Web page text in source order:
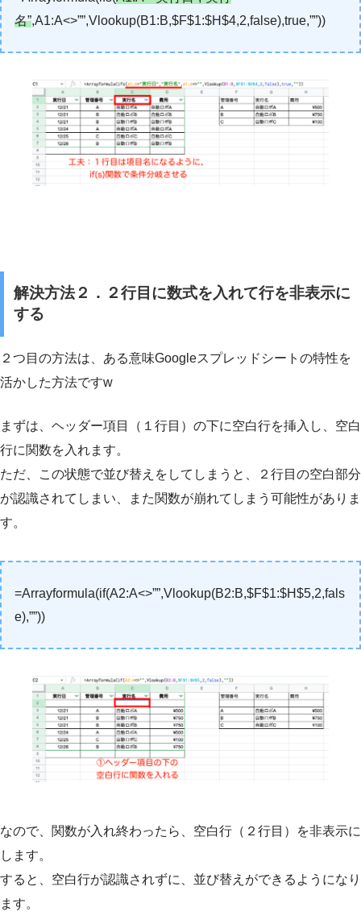
名”,A1:A<>””,Vlookup(B1:B,$F$1:$H$4,2,false),true,””))
解決方法２．２行目に数式を入れて行を非表示に
する
２つ目の方法は、ある意味Googleスプレッドシートの特性を
活かした方法ですw
まずは、ヘッダー項目（１行目）の下に空白行を挿入し、空白
行に関数を入れます。
ただ、この状態で並び替えをしてしまうと、２行目の空白部分
が認識されてしまい、また関数が崩れてしまう可能性がありま
す。
=Arrayformula(if(A2:A<>””,Vlookup(B2:B,$F$1:$H$5,2,fals
e),””))
なので、関数が入れ終わったら、空白行（２行目）を非表示に
します。
すると、空白行が認識されずに、並び替えができるようになり
ます。